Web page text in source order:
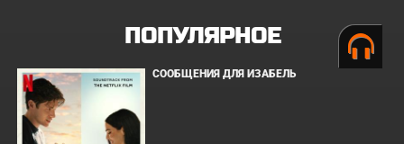
ПОПУЛЯРНОЕ
СООБЩЕНИЯ ДЛЯ ИЗАБЕЛЬ